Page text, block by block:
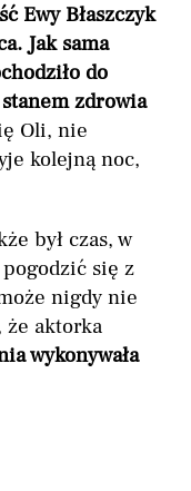
Ewy Błaszczyk
Jak sama
do
zdrowia
Oli, nie
kolejną noc,
był czas, w
pogodzić się z
nigdy nie
że aktorka
wykonywała